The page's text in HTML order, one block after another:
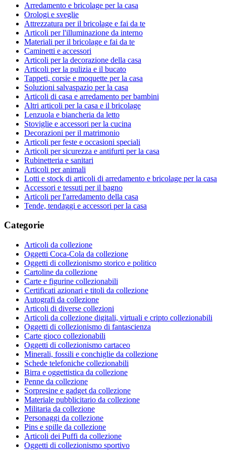
Arredamento e bricolage per la casa
Orologi e sveglie
Attrezzatura per il bricolage e fai da te
Articoli per l'illuminazione da interno
Materiali per il bricolage e fai da te
Caminetti e accessori
Articoli per la decorazione della casa
Articoli per la pulizia e il bucato
Tappeti, corsie e moquette per la casa
Soluzioni salvaspazio per la casa
Articoli di casa e arredamento per bambini
Altri articoli per la casa e il bricolage
Lenzuola e biancheria da letto
Stoviglie e accessori per la cucina
Decorazioni per il matrimonio
Articoli per feste e occasioni speciali
Articoli per sicurezza e antifurti per la casa
Rubinetteria e sanitari
Articoli per animali
Lotti e stock di articoli di arredamento e bricolage per la casa
Accessori e tessuti per il bagno
Articoli per l'arredamento della casa
Tende, tendaggi e accessori per la casa
Categorie
Articoli da collezione
Oggetti Coca-Cola da collezione
Oggetti di collezionismo storico e politico
Cartoline da collezione
Carte e figurine collezionabili
Certificati azionari e titoli da collezione
Autografi da collezione
Articoli di diverse collezioni
Articoli da collezione digitali, virtuali e cripto collezionabili
Oggetti di collezionismo di fantascienza
Carte gioco collezionabili
Oggetti di collezionismo cartaceo
Minerali, fossili e conchiglie da collezione
Schede telefoniche collezionabili
Birra e oggettistica da collezione
Penne da collezione
Sorpresine e gadget da collezione
Materiale pubblicitario da collezione
Militaria da collezione
Personaggi da collezione
Pins e spille da collezione
Articoli dei Puffi da collezione
Oggetti di collezionismo sportivo